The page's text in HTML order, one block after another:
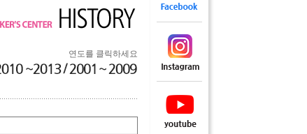
연도를 클릭하세요